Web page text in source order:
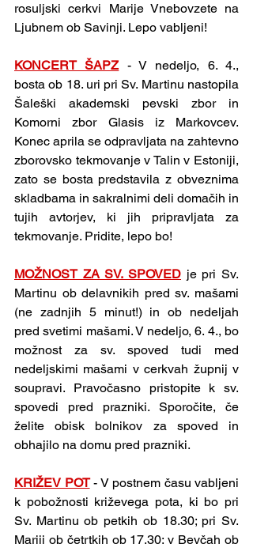
rosuljski cerkvi Marije Vnebovzete na
Ljubnem ob Savinji. Lepo vabljeni!
KONCERT ŠAPZ - V nedeljo, 6. 4.,
bosta ob 18. uri pri Sv. Martinu nastopila
Šaleški akademski pevski zbor in
Komorni zbor Glasis iz Markovcev.
Konec aprila se odpravljata na zahtevno
zborovsko tekmovanje v Talin v Estoniji,
zato se bosta predstavila z obveznima
skladbama in sakralnimi deli domačih in
tujih avtorjev, ki jih pripravljata za
tekmovanje. Pridite, lepo bo!
MOŽNOST ZA SV. SPOVED je pri Sv.
Martinu ob delavnikih pred sv. mašami
(ne zadnjih 5 minut!) in ob nedeljah
pred svetimi mašami. V nedeljo, 6. 4., bo
možnost za sv. spoved tudi med
nedeljskimi mašami v cerkvah župnij v
soupravi. Pravočasno pristopite k sv.
spovedi pred prazniki. Sporočite, če
želite obisk bolnikov za spoved in
obhajilo na domu pred prazniki.
KRIŽEV POT - V postnem času vabljeni
k pobožnosti križevega pota, ki bo pri
Sv. Martinu ob petkih ob 18.30; pri Sv.
Mariji ob četrtkih ob 17.30; v Bevčah ob